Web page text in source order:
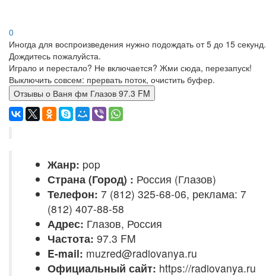
0
Иногда для воспроизведения нужно подождать от 5 до 15 секунд.
Дождитесь пожалуйста.
Играло и перестало? Не включается? Жми сюда, перезапуск!
Выключить совсем: прервать поток, очистить буфер.
Отзывы о Ваня фм Глазов 97.3 FM
Жанр: pop
Страна (Город) : Россия (Глазов)
Телефон: 7 (812) 325-68-06, реклама: 7
(812) 407-88-58
Адрес: Глазов, Россия
Частота: 97.3 FM
E-mail: muzred@radiovanya.ru
Официальный сайт: https://radiovanya.ru